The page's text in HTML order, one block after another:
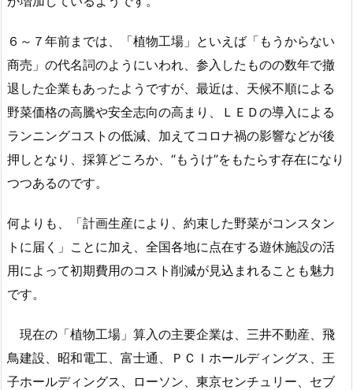
６～７年前までは、「植物工場」といえば「もうからない
商売」の代名詞のようにいわれ、参入したものの数年で撤
退した企業もあったようですが、最近は、天候不順による
野菜価格の高騰や安全志向の高まり、ＬＥＤの導入による
ランニングコストの低減、加えてコロナ禍の影響などが後
押しとなり、採算どころか、“もうけ”をもたらす存在になり
つつあるのです。
何よりも、「計画生産により、約束した野菜がコンスタン
トに届く」ことに加え、全国各地に点在する遊休施設の活
用によって初期費用のコスト削減が見込まれることも魅力
です。
現在の「植物工場」算入の主要企業は、三井不動産、飛
鳥建設、昭和電工、富士通、ＰＣＩホールディングス、王
子ホールディングス、ローソン、東京センチュリー、セブ